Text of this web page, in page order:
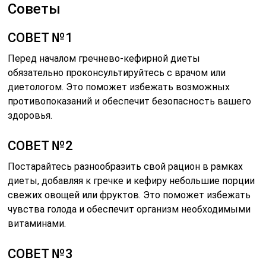
Советы
СОВЕТ №1
Перед началом гречнево-кефирной диеты
обязательно проконсультируйтесь с врачом или
диетологом. Это поможет избежать возможных
противопоказаний и обеспечит безопасность вашего
здоровья.
СОВЕТ №2
Постарайтесь разнообразить свой рацион в рамках
диеты, добавляя к гречке и кефиру небольшие порции
свежих овощей или фруктов. Это поможет избежать
чувства голода и обеспечит организм необходимыми
витаминами.
СОВЕТ №3